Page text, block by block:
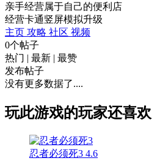
亲手经营属于自己的便利店
经营卡通竖屏模拟升级
主页 攻略 社区 视频
0个帖子
热门 | 最新 | 最赞
发布帖子
没有更多数据了....
玩此游戏的玩家还喜欢
忍者必须死3 4.6